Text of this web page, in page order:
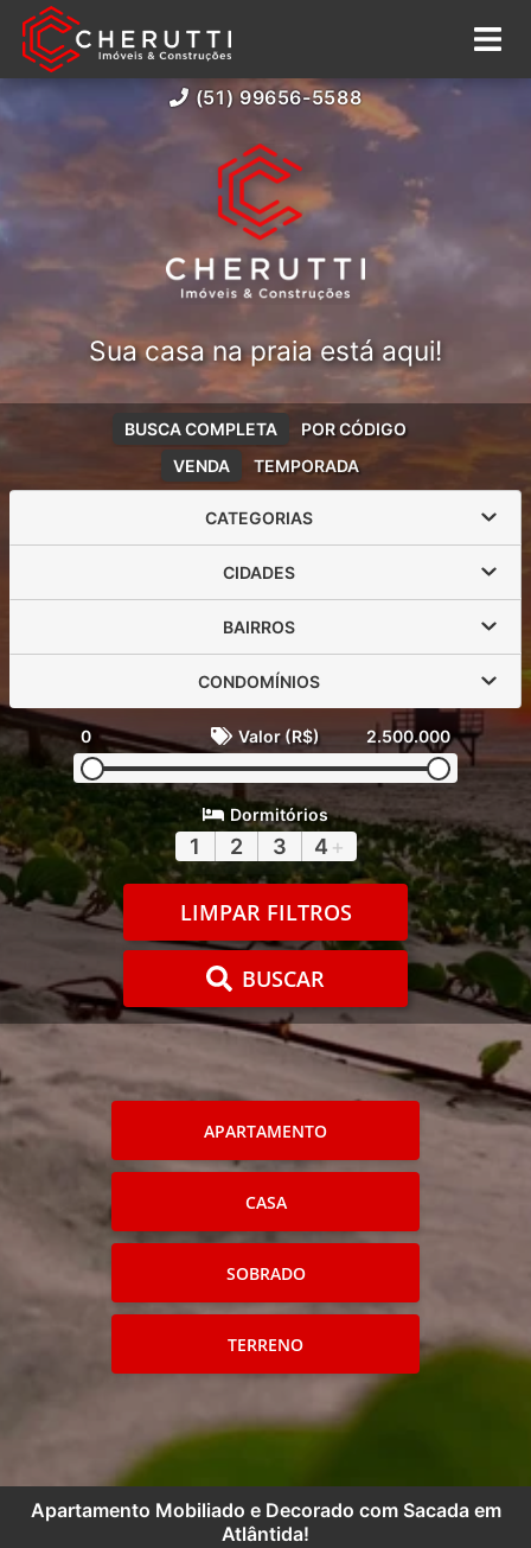
(51) 99656-5588
Sua casa na praia está aqui!
VENDA TEMPORADA
BUSCA COMPLETA POR CÓDIGO
CATEGORIAS
CIDADES
BAIRROS
CONDOMÍNIOS
0 Valor (R$) 2.500.000
Dormitórios
1 2 3 4 +
LIMPAR FILTROS
BUSCAR
APARTAMENTO
CASA
SOBRADO
TERRENO
Apartamento Mobiliado e Decorado com Sacada em
Atlântida!